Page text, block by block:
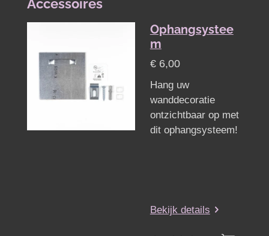
Accessoires
Ophangsystee
m
€ 6,00
Hang uw
wanddecoratie
ontzichtbaar op met
dit ophangsysteem!
Bekijk details